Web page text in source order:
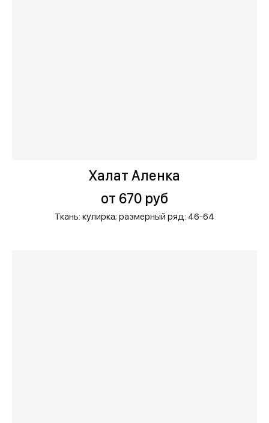
Халат Аленка
от 670 руб
Ткань: кулирка; размерный ряд: 46-64